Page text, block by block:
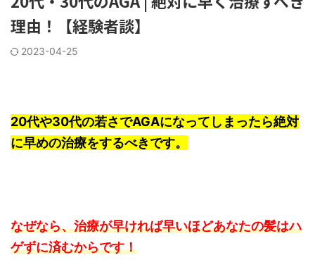
理由！【経験者談】
2023-04-25
20代や30代の若さでAGAになってしまったら絶対
に早めの治療をするべきです。
なぜなら、治療が早ければ早いほどあなたの髪はハ
ゲずに済むからです！